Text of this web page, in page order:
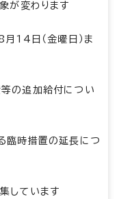
が変わります
14日（金曜日）ま
の追加給付につい
臨時措置の延長につ
しています